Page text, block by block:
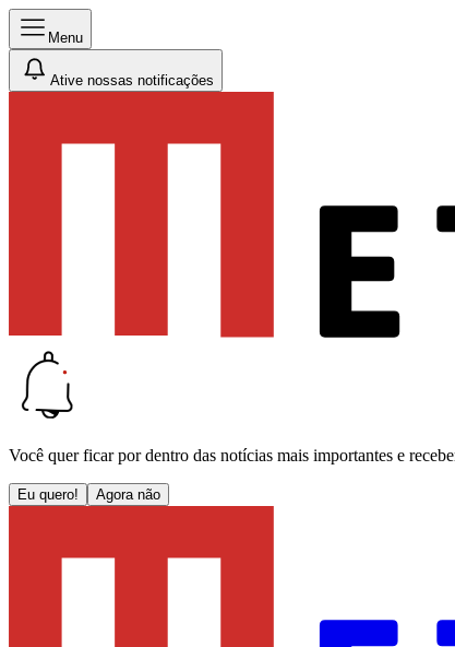
Menu
Ative nossas notificações
Você quer ficar por dentro das notícias mais importantes e
Eu quero! Agora não